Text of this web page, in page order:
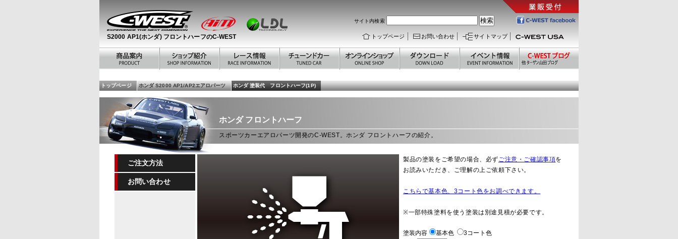
S2000 AP1(ホンダ) フロントハーフのC-WEST トップページ お問い合わせ サイトマップ
サイト内検索
トップページ ホンダ S2000 AP1/AP2エアロパーツ ホンダ 塗装代 フロントハーフ(1P)
ホンダ フロントハーフ
スポーツカーエアロパーツ開発のC-WEST。ホンダ フロントハーフの紹介。
ご注文方法
お問い合わせ
製品の塗装をご希望の場合、必ずご注意・ご確認事項を
お読みいただき、ご理解の上ご依頼下さい。
こちらで基本色、3コート色をお調べできます。
※一部特殊塗料を使う塗装は別途見積が必要です。
塗装内容 基本色
3コート色